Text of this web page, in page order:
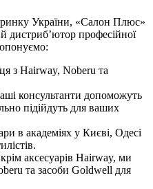
України, «Салон Плюс»
дистриб’ютор професійної
з Hairway, Noberu та
консультанти допоможуть
підійдуть для ваших
в академіях у Києві, Одесі
аксесуарів Hairway, ми
та засоби Goldwell для